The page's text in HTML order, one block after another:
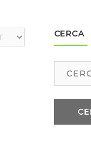
CERCA
Search
for: